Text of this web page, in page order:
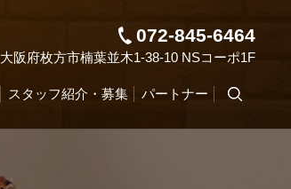
072-845-6464
大阪府枚方市楠葉並木1-38-10 NSコーポ1F
スタッフ紹介・募集 パートナー